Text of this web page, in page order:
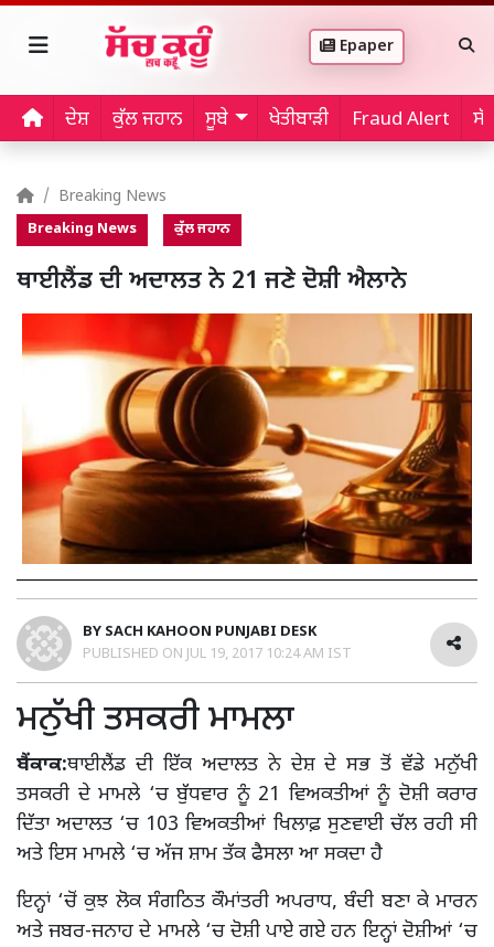
Epaper
ਦੇਸ਼ ਕੁੱਲ ਜਹਾਨ ਸੂਬੇ ਖੇਤੀਬਾੜੀ Fraud Alert
Breaking News
Breaking News ਕੁੱਲ ਜਹਾਨ
ਥਾਈਲੈਂਡ ਦੀ ਅਦਾਲਤ ਨੇ 21 ਜਣੇ ਦੋਸ਼ੀ ਐਲਾਨੇ
BY SACH KAHOON PUNJABI DESK
PUBLISHED ON JUL 19, 2017 10:24 AM IST
ਮਨੁੱਖੀ ਤਸਕਰੀ ਮਾਮਲਾ
ਬੈਂਕਾਕ:ਥਾਈਲੈਂਡ ਦੀ ਇੱਕ ਅਦਾਲਤ ਨੇ ਦੇਸ਼ ਦੇ ਸਭ ਤੋਂ ਵੱਡੇ ਮਨੁੱਖੀ
ਤਸਕਰੀ ਦੇ ਮਾਮਲੇ ‘ਚ ਬੁੱਧਵਾਰ ਨੂੰ 21 ਵਿਅਕਤੀਆਂ ਨੂੰ ਦੋਸ਼ੀ ਕਰਾਰ
ਦਿੱਤਾ ਅਦਾਲਤ ‘ਚ 103 ਵਿਅਕਤੀਆਂ ਖਿਲਾਫ਼ ਸੁਣਵਾਈ ਚੱਲ ਰਹੀ ਸੀ
ਅਤੇ ਇਸ ਮਾਮਲੇ ‘ਚ ਅੱਜ ਸ਼ਾਮ ਤੱਕ ਫੈਸਲਾ ਆ ਸਕਦਾ ਹੈ
ਇਨ੍ਹਾਂ ‘ਚੋਂ ਕੁਝ ਲੋਕ ਸੰਗਠਿਤ ਕੌਮਾਂਤਰੀ ਅਪਰਾਧ, ਬੰਦੀ ਬਣਾ ਕੇ ਮਾਰਨ
ਅਤੇ ਜਬਰ-ਜਨਾਹ ਦੇ ਮਾਮਲੇ ‘ਚ ਦੋਸ਼ੀ ਪਾਏ ਗਏ ਹਨ ਇਨ੍ਹਾਂ ਦੋਸ਼ੀਆਂ ‘ਚ